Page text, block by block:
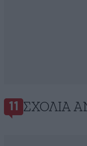
11 ΣΧΌΛΙΑ